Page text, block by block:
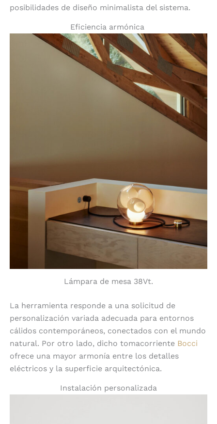
posibilidades de diseño minimalista del sistema.
Eficiencia armónica
Lámpara de mesa 38Vt.
La herramienta responde a una solicitud de
personalización variada adecuada para entornos
cálidos contemporáneos, conectados con el mundo
natural. Por otro lado, dicho tomacorriente Bocci
ofrece una mayor armonía entre los detalles
eléctricos y la superficie arquitectónica.
Instalación personalizada